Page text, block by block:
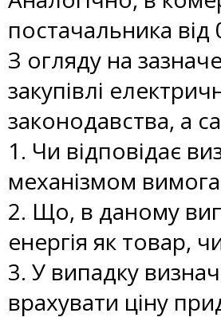
постачальника
З огляду на
закупівлі
законодавства, а
1. Чи відповідає
механізмом
2. Що, в даному
енергія як товар,
3. У випадку
врахувати ціну